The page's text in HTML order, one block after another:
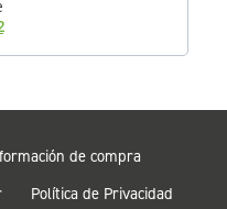
de compra
Política de Privacidad